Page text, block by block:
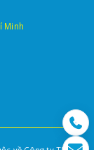
Minh